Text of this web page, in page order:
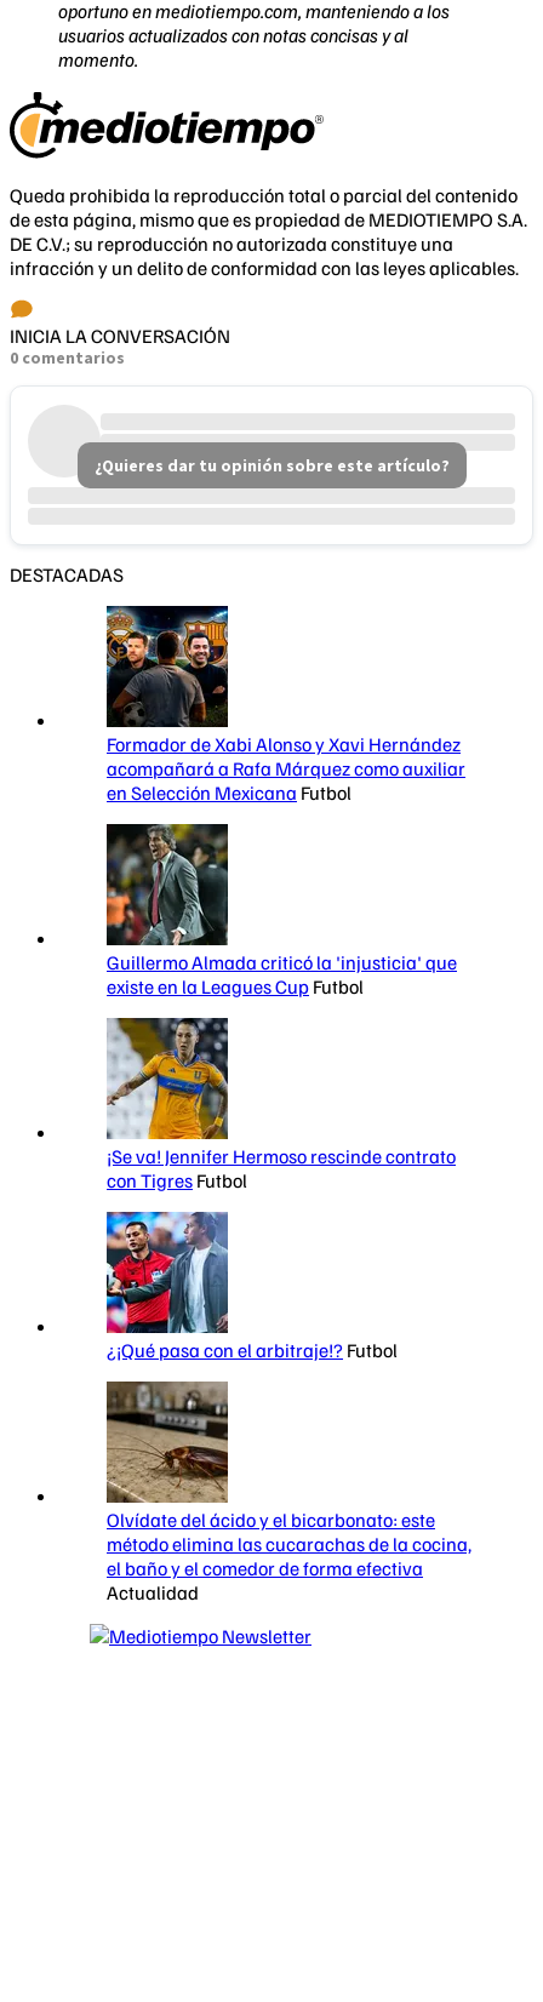
oportuno en mediotiempo.com, manteniendo a los
usuarios actualizados con notas concisas y al
momento.
Queda prohibida la reproducción total o parcial del contenido
de esta página, mismo que es propiedad de MEDIOTIEMPO S.A.
DE C.V.; su reproducción no autorizada constituye una
infracción y un delito de conformidad con las leyes aplicables.
INICIA LA CONVERSACIÓN
0 comentarios
¿Quieres dar tu opinión sobre este artículo?
DESTACADAS
Formador de Xabi Alonso y Xavi Hernández
acompañará a Rafa Márquez como auxiliar
en Selección Mexicana Futbol
Guillermo Almada criticó la 'injusticia' que
existe en la Leagues Cup Futbol
¡Se va! Jennifer Hermoso rescinde contrato
con Tigres Futbol
¿¡Qué pasa con el arbitraje!? Futbol
Olvídate del ácido y el bicarbonato: este
método elimina las cucarachas de la cocina,
el baño y el comedor de forma efectiva
Actualidad